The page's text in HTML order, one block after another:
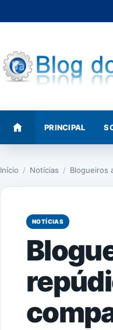
para
conteúdo
PRINCIPAL
Início / Notícias / Blogueiros
NOTÍCIAS